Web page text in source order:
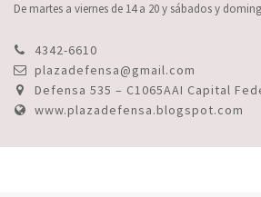
De martes a viernes de 14 a 20 y sábados y
4342-6610
plazadefensa@gmail.com
Defensa 535 – C1065AAI Capital
www.plazadefensa.blogspot.com